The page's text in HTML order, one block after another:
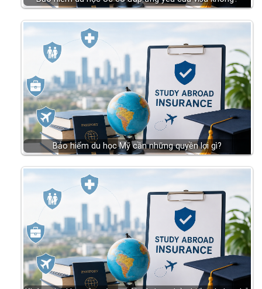
Bảo hiểm du học Mỹ cần những quyền lợi gì?